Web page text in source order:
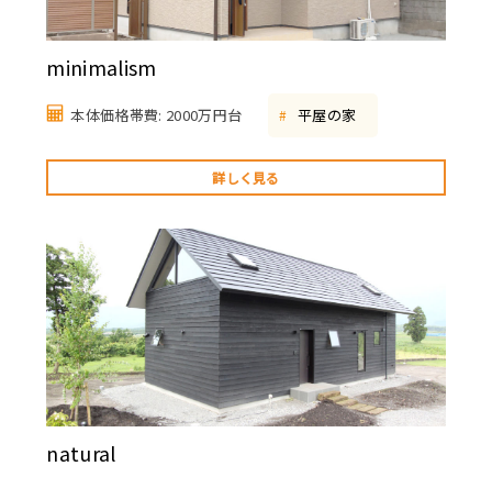
minimalism
本体価格帯費: 2000万円台 # 平屋の家
詳しく見る
natural